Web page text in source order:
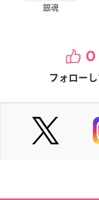
銀魂
フォロー